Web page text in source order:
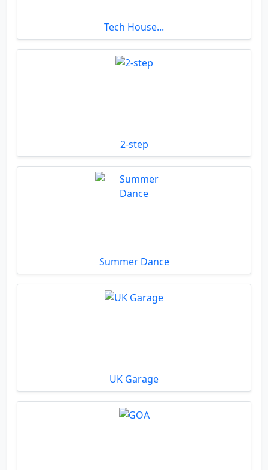
Tech House...
2-step
Summer Dance
UK Garage